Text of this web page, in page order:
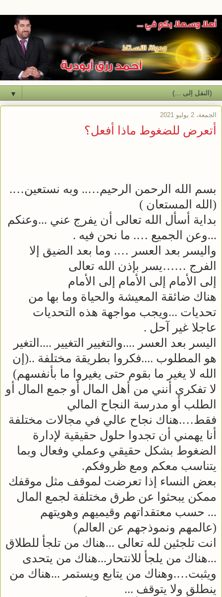
▼
الجمعة، 2 يوليو 2021
أتعرض للضغوط ماذا أفعل؟
بسم الله الرحمن الرحيم….. وبه نستعين….
(الله المستعان )
بداية أسأل الله تعالى أن يفرج عني ...وعنكم
...وعن الجميع …. ما نحن فيه .
واليسر بعد العسر …. وما بعد الضيق إلا
الفرج ……يسر بإذن الله تعالى
إلى الأمام إلى الأمام إلى الأمام
هناك ضائقة المعيشة والحياة وما بها من
تحديات ...ويجب مواجهة هذه التحديات
عاجلا غير آحل .
اليسر بعد العسر ....والتغيير التغيير ....التغير
هو المطلوب ....فكروا بطريقة مختلفة ..(إن
الله لا يغير ما بقوم حتى يغيروا ما بأنفسهم)
لا تفكري أنني من أهل المال أو جمع المال أو
الطلب أو مدرسة النجاح المالي
فقط….هناك نجاح عالي في مجالات مختلفة
أنا يهمني أن تجدوا حلول حقيقية لإدارة
الضغوط بشكل حقيقي وعملي وفعال وبما
يتناسب معكم ومع ظروفكم.
بعض النساء إذا تعرضت لموقف مثل موقفك
ممكن يبحثوا عن طرق مختلفة لجمع المال
... حسب معتقداتهم وقيميهم وهويتهم
(عالمهم ونموذجهم عن العالم)
انت تلجئين لله تعالى ...هناك من تلجأ للطلاق
...هناك من يلجأ للانتحار...هناك من يتحدى
ويثبت….وهناك من يتابع ويستمر ...هناك من
ينطلق ولا يتوقف ...